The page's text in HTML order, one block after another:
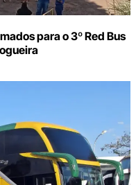
para o 3º Red Bus